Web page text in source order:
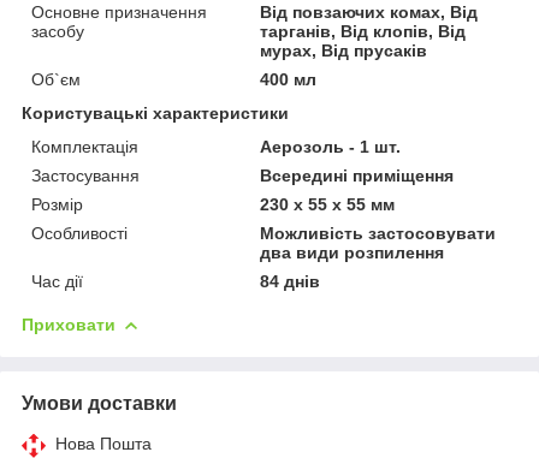
Основне призначення
засобу
Від повзаючих комах, Від
тарганів, Від клопів, Від
мурах, Від прусаків
Об`єм
400 мл
Користувацькі характеристики
Комплектація
Аерозоль - 1 шт.
Застосування
Всередині приміщення
Розмір
230 х 55 х 55 мм
Особливості
Можливість застосовувати
два види розпилення
Час дії
84 днів
Приховати
Умови доставки
Нова Пошта